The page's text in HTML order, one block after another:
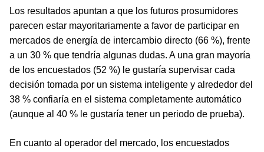
Los resultados apuntan a que los futuros prosumidores
parecen estar mayoritariamente a favor de participar en
mercados de energía de intercambio directo (66 %), frente
a un 30 % que tendría algunas dudas. A una gran mayoría
de los encuestados (52 %) le gustaría supervisar cada
decisión tomada por un sistema inteligente y alrededor del
38 % confiaría en el sistema completamente automático
(aunque al 40 % le gustaría tener un periodo de prueba).
En cuanto al operador del mercado, los encuestados